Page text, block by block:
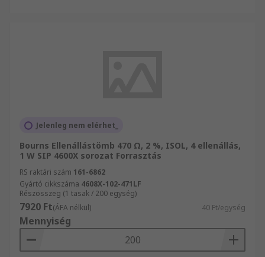
Jelenleg nem elérhet_
Bourns Ellenállástömb 470 Ω, 2 %, ISOL, 4 ellenállás,
1 W SIP 4600X sorozat Forrasztás
RS raktári szám 161-6862
Gyártó cikkszáma 4608X-102-471LF
Részösszeg (1 tasak / 200 egység)
7920 Ft(ÁFA nélkül) 40 Ft/egység
Mennyiség